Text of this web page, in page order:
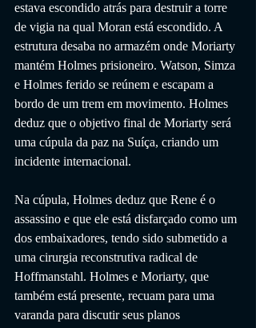
estava escondido atrás para destruir a torre
de vigia na qual Moran está escondido. A
estrutura desaba no armazém onde Moriarty
mantém Holmes prisioneiro. Watson, Simza
e Holmes ferido se reúnem e escapam a
bordo de um trem em movimento. Holmes
deduz que o objetivo final de Moriarty será
uma cúpula da paz na Suíça, criando um
incidente internacional.
Na cúpula, Holmes deduz que Rene é o
assassino e que ele está disfarçado como um
dos embaixadores, tendo sido submetido a
uma cirurgia reconstrutiva radical de
Hoffmanstahl. Holmes e Moriarty, que
também está presente, recuam para uma
varanda para discutir seus planos